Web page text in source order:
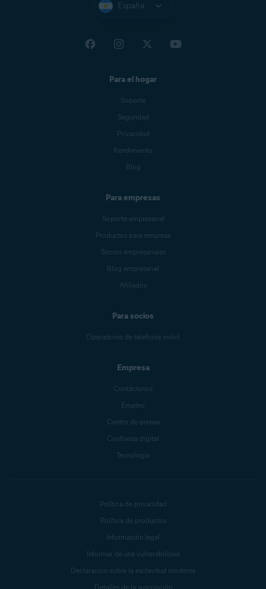
España
Para el hogar
Soporte
Seguridad
Privacidad
Rendimiento
Blog
Para empresas
Soporte empresarial
Productos para empresa
Socios empresariales
Blog empresarial
Afiliados
Para socios
Operadores de telefonía móvil
Empresa
Contáctenos
Empleo
Centro de prensa
Confianza digital
Tecnología
Política de privacidad
Política de productos
Información legal
Informar de una vulnerabilidad
Declaración sobre la esclavitud moderna
Detalles de la suscripción